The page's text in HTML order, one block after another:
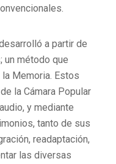
a partir de
un método que
Memoria. Estos
la Cámara Popular
y mediante
tanto de sus
readaptación,
las diversas